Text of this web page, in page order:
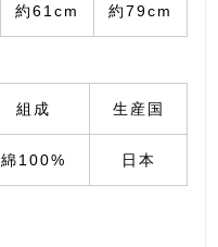
約61cm 約79cm
組成 生産国
綿100% 日本